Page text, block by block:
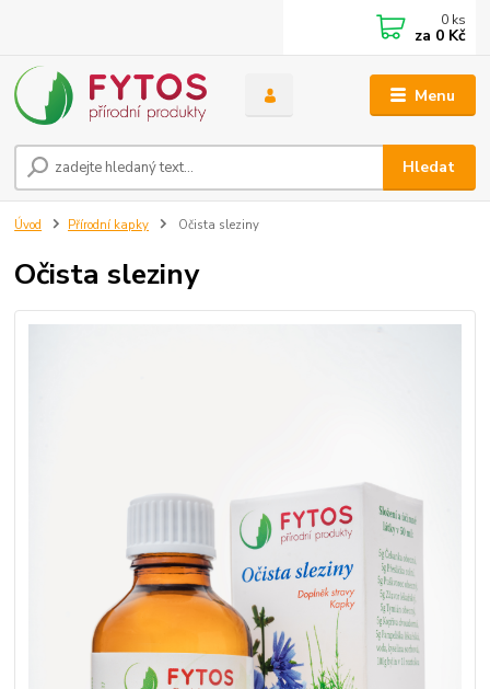
Menu
Hledat
0 ks
za 0 Kč
Úvod Přírodní kapky Očista sleziny
Očista sleziny